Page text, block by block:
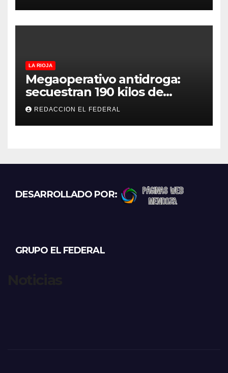
LA RIOJA
Megaoperativo antidroga:
secuestran 190 kilos de
marihuana que tenían como
destino La Rioja y Catamarca
REDACCION EL FEDERAL
DESARROLLADO POR:
GRUPO EL FEDERAL